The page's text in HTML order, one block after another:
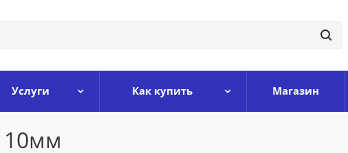
Услуги Как купить Магазин
10мм